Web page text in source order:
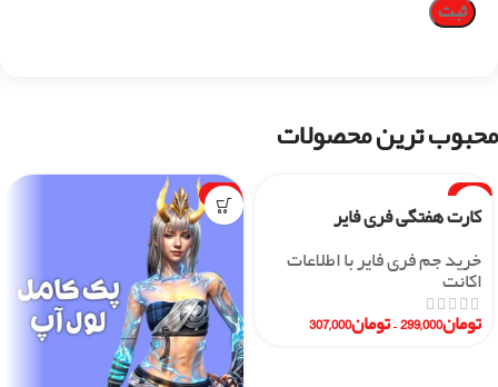
محبوب ترین محصولات
-7%
کارت هفتگی فری فایر
خرید جم فری فایر با اطلاعات
اکانت
تومان299,000
–تومان307,000
-1%